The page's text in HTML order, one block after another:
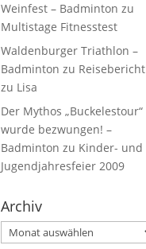
Weinfest – Badminton zu
Multistage Fitnesstest
Waldenburger Triathlon –
Badminton zu Reisebericht
zu Lisa
Der Mythos „Buckelestour“
wurde bezwungen! –
Badminton zu Kinder- und
Jugendjahresfeier 2009
Archiv